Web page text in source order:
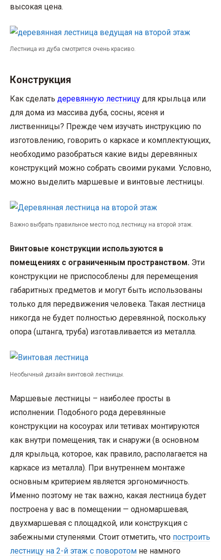
высокая цена.
Лестница из дуба смотрится очень красиво.
Конструкция
Как сделать деревянную лестницу для крыльца или
для дома из массива дуба, сосны, ясеня и
лиственницы? Прежде чем изучать инструкцию по
изготовлению, говорить о каркасе и комплектующих,
необходимо разобраться какие виды деревянных
конструкций можно собрать своими руками. Условно,
можно выделить маршевые и винтовые лестницы.
Важно выбрать правильное место под лестницу на второй этаж.
Винтовые конструкции используются в
помещениях с ограниченным пространством. Эти
конструкции не приспособлены для перемещения
габаритных предметов и могут быть использованы
только для передвижения человека. Такая лестница
никогда не будет полностью деревянной, поскольку
опора (штанга, труба) изготавливается из металла.
Необычный дизайн винтовой лестницы.
Маршевые лестницы – наиболее просты в
исполнении. Подобного рода деревянные
конструкции на косоурах или тетивах монтируются
как внутри помещения, так и снаружи (в основном
для крыльца, которое, как правило, располагается на
каркасе из металла). При внутреннем монтаже
основным критерием является эргономичность.
Именно поэтому не так важно, какая лестница будет
построена у вас в помещении — одномаршевая,
двухмаршевая с площадкой, или конструкция с
забежными ступенями. Стоит отметить, что построить
лестницу на 2-й этаж с поворотом не намного